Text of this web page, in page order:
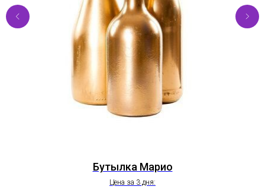
Бутылка Марио
Цена за 3 дня: